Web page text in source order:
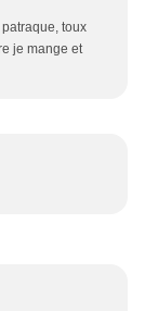
toux
je mange et